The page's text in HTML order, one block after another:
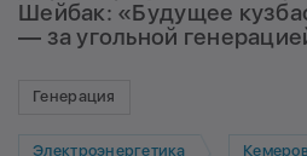
Шейбак: «Будущее
— за угольной
Генерация
Электроэнергетика